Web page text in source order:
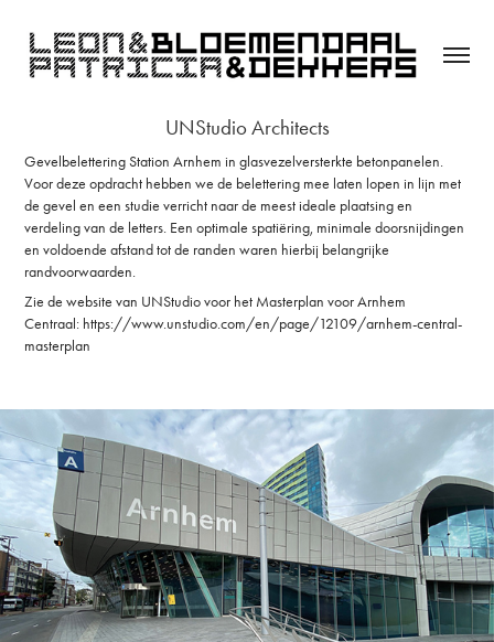
UNStudio Architects
Gevelbelettering Station Arnhem in glasvezelversterkte betonpanelen.
Voor deze opdracht hebben we de belettering mee laten lopen in lijn met
de gevel en een studie verricht naar de meest ideale plaatsing en
verdeling van de letters. Een optimale spatiëring, minimale doorsnijdingen
en voldoende afstand tot de randen waren hierbij belangrijke
randvoorwaarden.
Zie de website van UNStudiovoor het Masterplan voor Arnhem
Centraal: https://www.unstudio.com/en/page/12109/arnhem-central-
masterplan